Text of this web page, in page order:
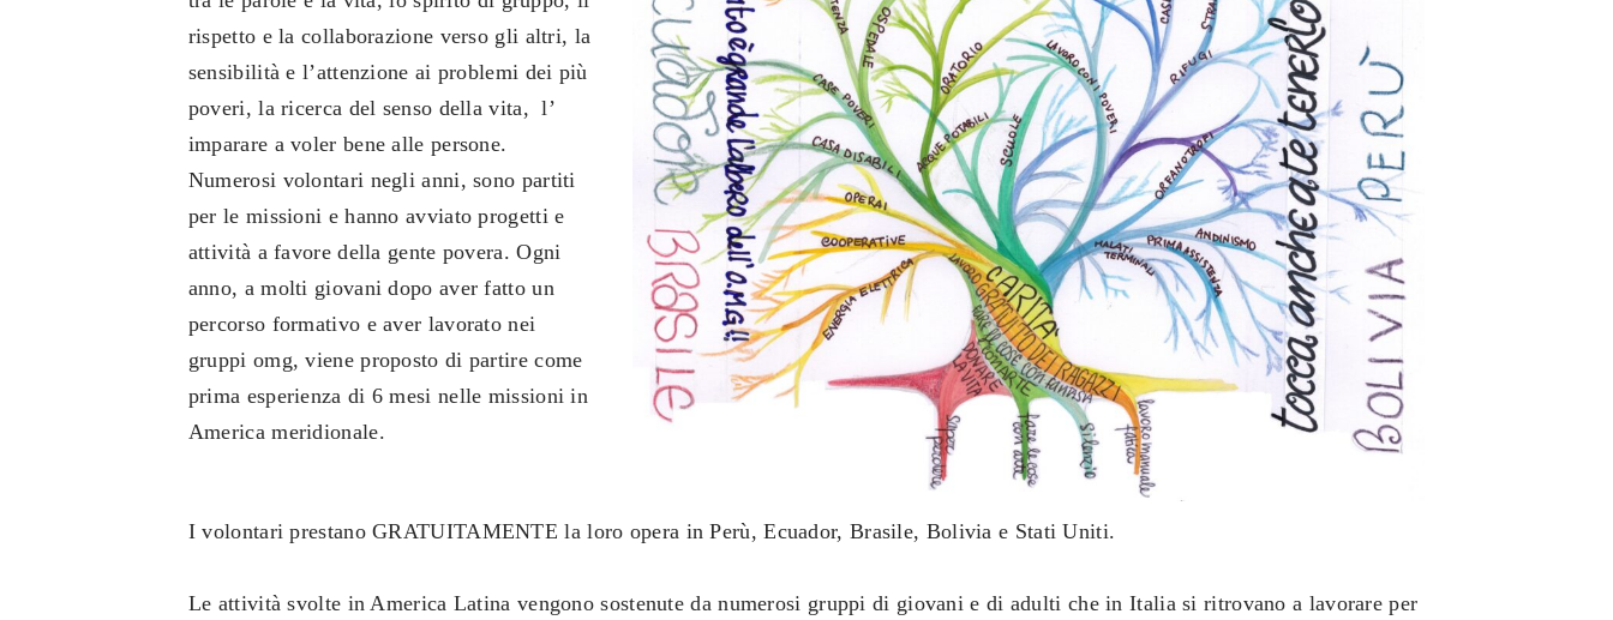
rispetto e la collaborazione verso gli altri, la
sensibilità e l’attenzione ai problemi dei più
poveri, la ricerca del senso della vita, l’
imparare a voler bene alle persone.
Numerosi volontari negli anni, sono partiti
per le missioni e hanno avviato progetti e
attività a favore della gente povera. Ogni
anno, a molti giovani dopo aver fatto un
percorso formativo e aver lavorato nei
gruppi omg, viene proposto di partire come
prima esperienza di 6 mesi nelle missioni in
America meridionale.
I volontari prestano GRATUITAMENTE la loro opera in Perù, Ecuador, Brasile, Bolivia e Stati Uniti.
Le attività svolte in America Latina vengono sostenute da numerosi gruppi di giovani e di adulti che in Italia si ritrovano a lavorare per